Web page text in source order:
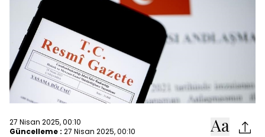
27 Nisan 2025, 00:10
Güncelleme : 27 Nisan 2025, 00:10